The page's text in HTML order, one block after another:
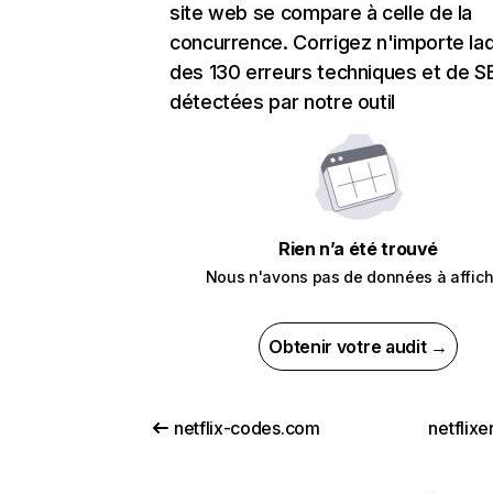
site web se compare à celle de la
concurrence. Corrigez n'importe
des 130 erreurs techniques et de
détectées par notre outil
Rien n’a été trouvé
Nous n'avons pas de données à
Obtenir votre audit →
netflix-codes.com